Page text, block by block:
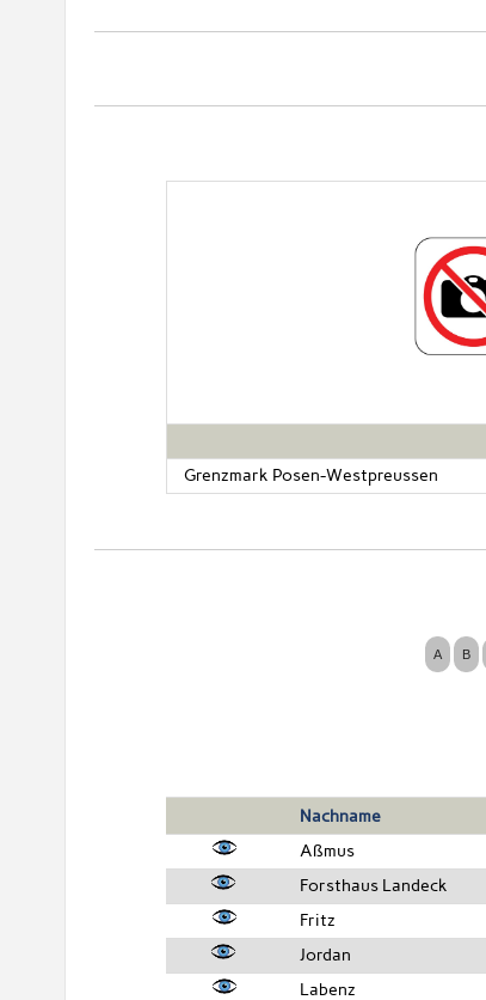
Grenzmark Posen-Westpreussen
Nachname
Aßmus
Forsthaus Landeck
Fritz
Jordan
Labenz